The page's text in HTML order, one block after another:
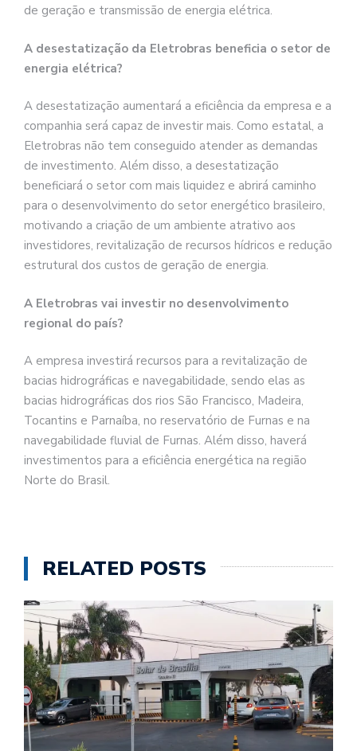
de geração e transmissão de energia elétrica.
A desestatização da Eletrobras beneficia o setor de
energia elétrica?
A desestatização aumentará a eficiência da empresa e a
companhia será capaz de investir mais. Como estatal, a
Eletrobras não tem conseguido atender as demandas
de investimento. Além disso, a desestatização
beneficiará o setor com mais liquidez e abrirá caminho
para o desenvolvimento do setor energético brasileiro,
motivando a criação de um ambiente atrativo aos
investidores, revitalização de recursos hídricos e redução
estrutural dos custos de geração de energia.
A Eletrobras vai investir no desenvolvimento
regional do país?
A empresa investirá recursos para a revitalização de
bacias hidrográficas e navegabilidade, sendo elas as
bacias hidrográficas dos rios São Francisco, Madeira,
Tocantins e Parnaíba, no reservatório de Furnas e na
navegabilidade fluvial de Furnas. Além disso, haverá
investimentos para a eficiência energética na região
Norte do Brasil.
RELATED POSTS